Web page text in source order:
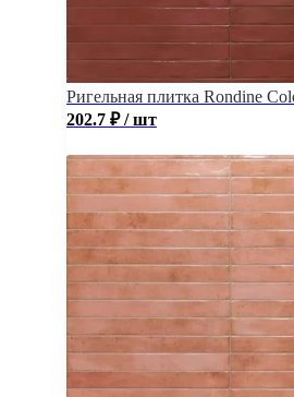
Ригельная плитка Rondine
202.7 ₽ / шт